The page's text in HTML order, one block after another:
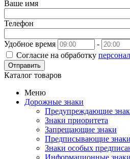
Ваше имя
Телефон
Удобное время
-
Согласие на обработку
Отправить
Каталог товаров
Меню
Дорожные знаки
Предупреждающие
Знаки приоритета
Запрещающие знаки
Предписывающие знаки
Знаки особых
Информационные знаки